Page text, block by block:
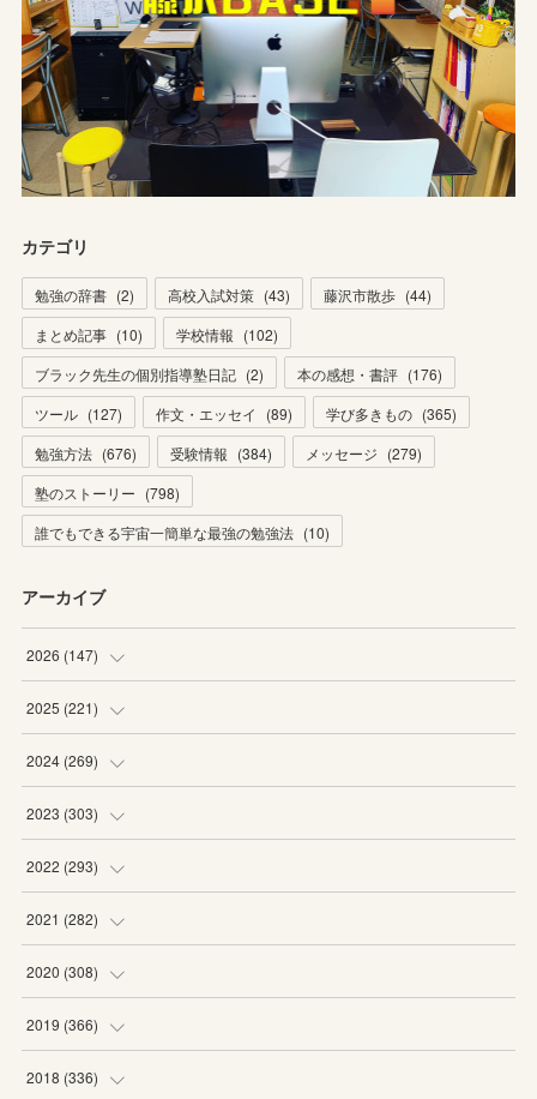
カテゴリ
勉強の辞書 (2) 高校入試対策 (43) 藤沢市散歩 (44)
まとめ記事 (10) 学校情報 (102)
ブラック先生の個別指導塾日記 (2) 本の感想・書評 (176)
ツール (127) 作文・エッセイ (89) 学び多きもの (365)
勉強方法 (676) 受験情報 (384) メッセージ (279)
塾のストーリー (798)
誰でもできる宇宙一簡単な最強の勉強法 (10)
アーカイブ
2026 (147)
(5)
(22
(20
(19
2025 (221)
(19
(20
(19
(20
2024 (269)
(16
(16
(21
(20
2023 (303)
(27
(25
(29
(25
2022 (293)
(18
(27
(26
(25
2021 (282)
(19
(23
(27
2020 (308)
(22
(25
2019 (366)
(28
2018 (336)